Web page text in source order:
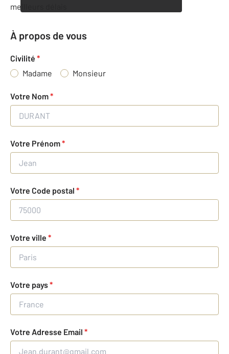
meilleurs délais
À propos de vous
Civilité *
Madame
Monsieur
Votre Nom*
Votre Prénom*
Votre Code postal *
Votre ville *
Votre pays*
Votre Adresse Email *